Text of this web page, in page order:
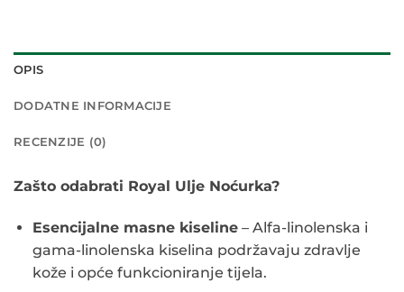
OPIS
DODATNE INFORMACIJE
RECENZIJE (0)
Zašto odabrati Royal Ulje Noćurka?
Esencijalne masne kiseline– Alfa-linolenska i
gama-linolenska kiselina podržavaju zdravlje
kože i opće funkcioniranje tijela.